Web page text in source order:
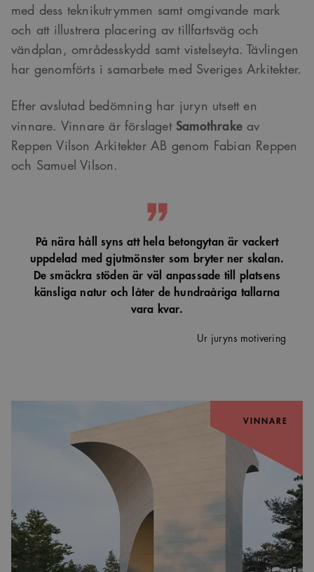
med dess teknikutrymmen samt omgivande mark
och att illustrera placering av tillfartsväg och
vändplan, områdesskydd samt vistelseyta. Tävlingen
har genomförts i samarbete med Sveriges Arkitekter.
Efter avslutad bedömning har juryn utsett en
vinnare. Vinnare är förslaget Samothrake av
Reppen Vilson Arkitekter AB genom Fabian Reppen
och Samuel Vilson.
På nära håll syns att hela betongytan är vackert
uppdelad med gjutmönster som bryter ner skalan.
De smäckra stöden är väl anpassade till platsens
känsliga natur och låter de hundraåriga tallarna
vara kvar.
Ur juryns motivering
VINNARE